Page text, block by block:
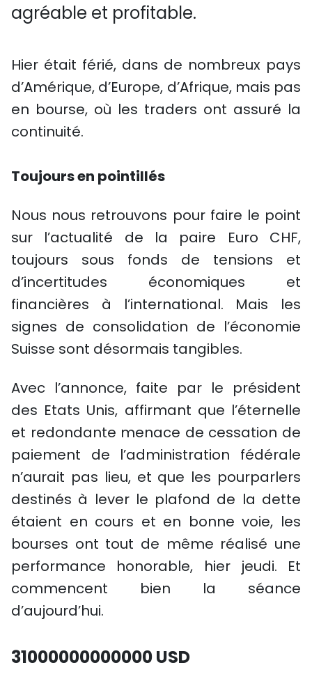
agréable et profitable.
Hier était férié, dans de nombreux pays
d’Amérique, d’Europe, d’Afrique, mais pas
en bourse, où les traders ont assuré la
continuité.
Toujours en pointillés
Nous nous retrouvons pour faire le point
sur l’actualité de la paire Euro CHF,
toujours sous fonds de tensions et
d’incertitudes économiques et
financières à l’international. Mais les
signes de consolidation de l’économie
Suisse sont désormais tangibles.
Avec l’annonce, faite par le président
des Etats Unis, affirmant que l’éternelle
et redondante menace de cessation de
paiement de l’administration fédérale
n’aurait pas lieu, et que les pourparlers
destinés à lever le plafond de la dette
étaient en cours et en bonne voie, les
bourses ont tout de même réalisé une
performance honorable, hier jeudi. Et
commencent bien la séance
d’aujourd’hui.
31000000000000 USD